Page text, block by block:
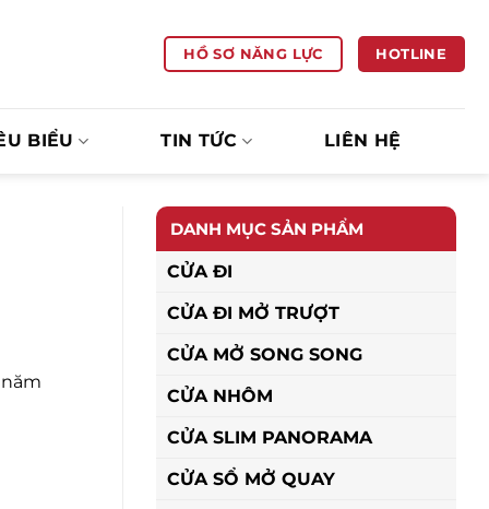
HỒ SƠ NĂNG LỰC HOTLINE
BIỂU TIN TỨC LIÊN HỆ
DANH MỤC SẢN PHẨM
CỬA ĐI
CỬA ĐI MỞ TRƯỢT
CỬA MỞ SONG SONG
CỬA NHÔM
CỬA SLIM PANORAMA
CỬA SỔ MỞ QUAY